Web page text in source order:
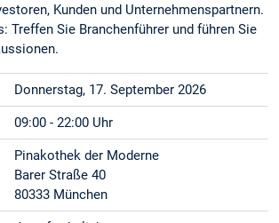
Kunden und Unternehmenspartnern.
Treffen Sie Branchenführer und führen Sie
Donnerstag, 17. September 2026
09:00 - 22:00 Uhr
Pinakothek der Moderne
Barer Straße 40
80333 München